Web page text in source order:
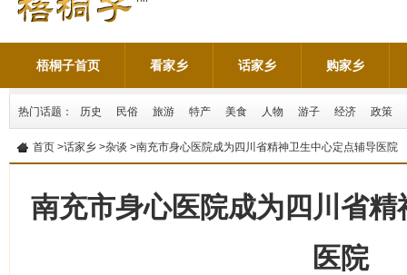
梧桐子首页 看家乡 话家乡 购家乡
热门话题： 历史 民俗 旅游 特产 美食 人物 游子 经济 政策
首页 >话家乡 >杂谈 >​南充市身心医院成为四川省精神卫生中心定点辅导医院
南充市身心医院成为四川省
医院